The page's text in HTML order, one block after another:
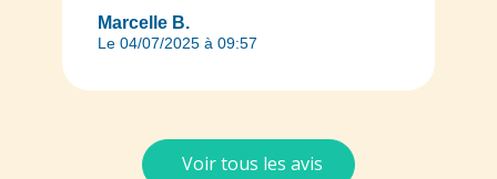
Marcelle B.
Le 04/07/2025 à 09:57
Voir tous les avis